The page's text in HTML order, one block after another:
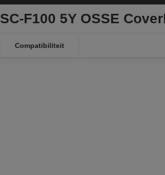
SC-F100 5Y OSSE
Compatibiliteit